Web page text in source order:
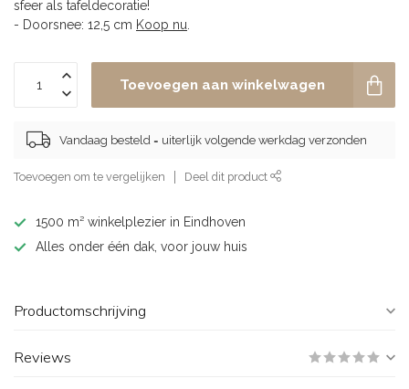
sfeer als tafeldecoratie!
- Doorsnee: 12,5 cm Koop nu
Toevoegen aan winkelwagen
Vandaag besteld = uiterlijk volgende werkdag verzonden
Toevoegen om te vergelijken Deel dit product
1500 m² winkelplezier in Eindhoven
Alles onder één dak, voor jouw huis
Productomschrijving
Reviews